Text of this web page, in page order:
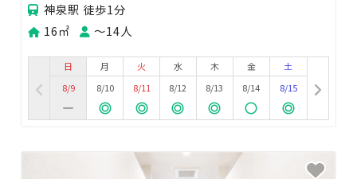
神泉駅 徒歩1分
16㎡
〜14人
日
8/9
月
8/10
火
8/11
水
8/12
木
8/13
金
8/14
土
8/15